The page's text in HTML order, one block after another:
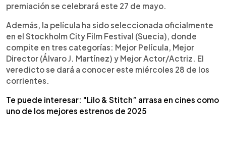
premiación se celebrará este 27 de mayo.
Además, la película ha sido seleccionada oficialmente
en el Stockholm City Film Festival (Suecia), donde
compite en tres categorías: Mejor Película, Mejor
Director (Álvaro J. Martínez) y Mejor Actor/Actriz. El
veredicto se dará a conocer este miércoles 28 de los
corrientes.
Te puede interesar: "Lilo & Stitch” arrasa en cines como
uno de los mejores estrenos de 2025